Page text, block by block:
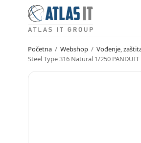
Početna / Webshop / Vođenje,
Steel Type 316 Natural 1/250 PANDUIT